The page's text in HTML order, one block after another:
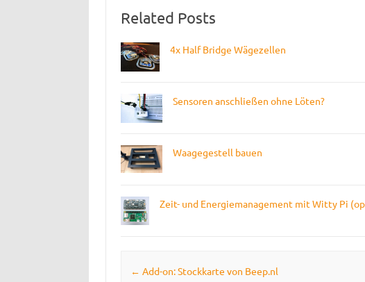
Related Posts
4x Half Bridge Wägezellen
Sensoren anschließen ohne Löten?
Waagegestell bauen
Zeit- und Energiemanagement mit Witty Pi
Post navigation
← Add-on: Stockkarte von Beep.nl